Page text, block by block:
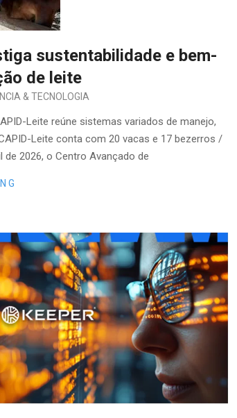
sustentabilidade e bem-
de leite
& TECNOLOGIA
Leite reúne sistemas variados de manejo,
Leite conta com 20 vacas e 17 bezerros /
2026, o Centro Avançado de